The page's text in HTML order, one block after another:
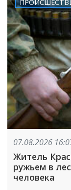
07.08.2026
Житель
ружьем в
человека